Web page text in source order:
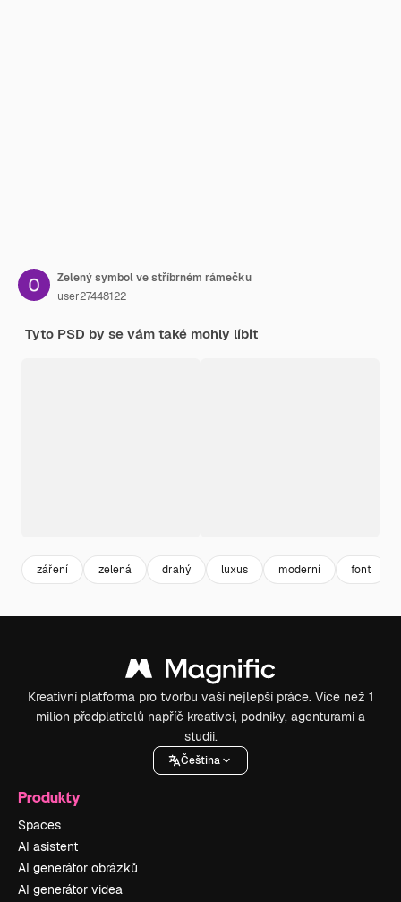
Zelený symbol ve stříbrném rámečku
user27448122
Tyto PSD by se vám také mohly líbit
záření zelená drahý luxus moderní font
Kreativní platforma pro tvorbu vaší nejlepší práce. Více než 1
milion předplatitelů napříč kreativci, podniky, agenturami a
studii.
Čeština
Produkty
Spaces
AI asistent
AI generátor obrázků
AI generátor videa